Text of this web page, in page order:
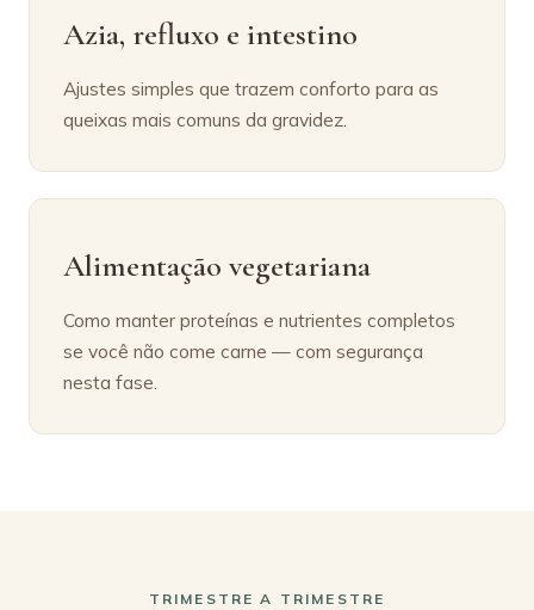
Azia, refluxo e intestino
Ajustes simples que trazem conforto para as
queixas mais comuns da gravidez.
Alimentação vegetariana
Como manter proteínas e nutrientes completos
se você não come carne — com segurança
nesta fase.
TRIMESTRE A TRIMESTRE